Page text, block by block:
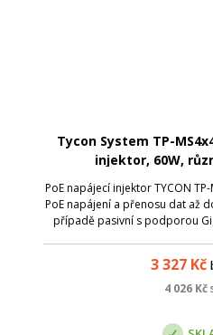
Tycon System TP-
injektor, 60W,
PoE napájecí injektor TYCON
PoE napájení a přenosu dat až
případě pasivní s podporou
3 327 Kč
4 026 Kč